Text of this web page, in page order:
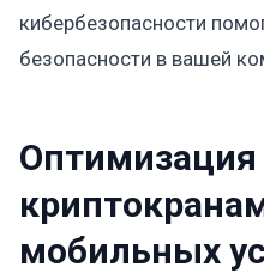
кибербезопасности
безопасности в вашей
Оптимизация
мобильных